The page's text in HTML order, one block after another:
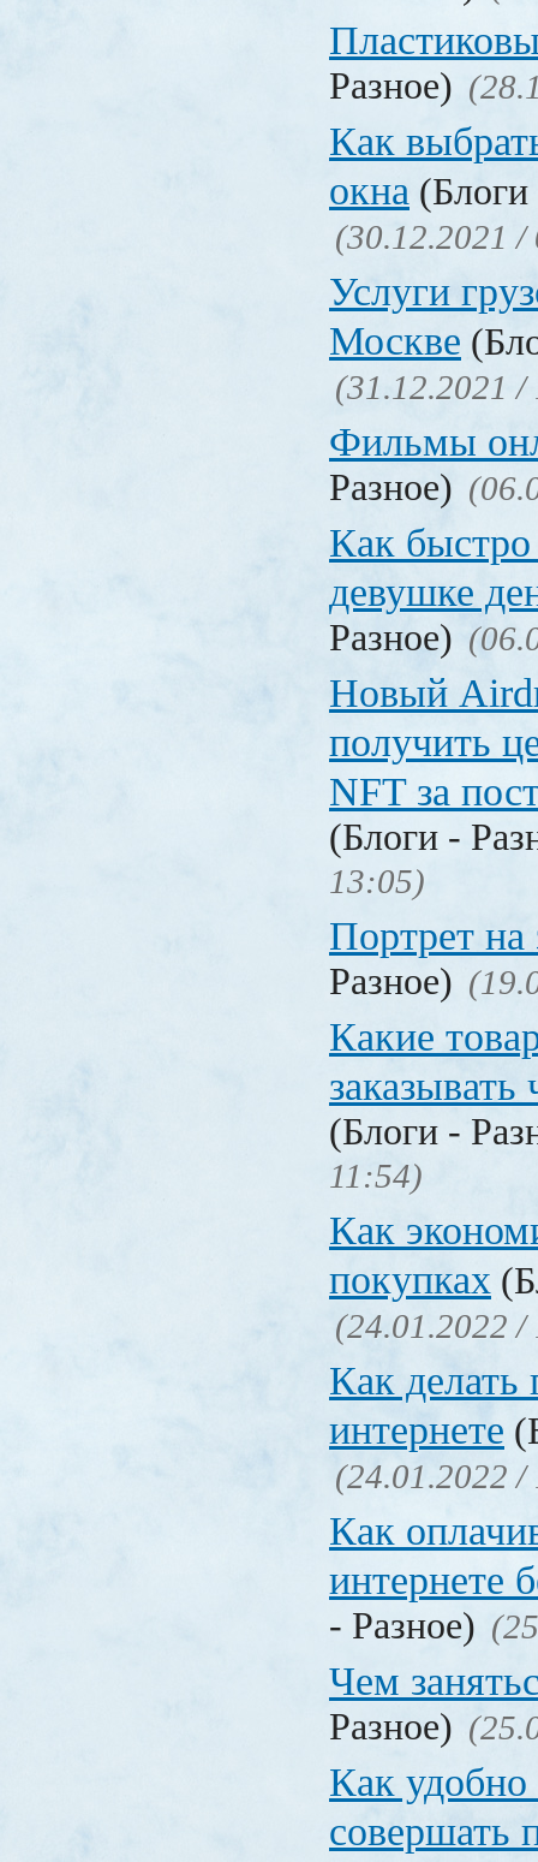
Разное)
Как
окна (Блоги
(30.12.2021 /
Услуги
Москве
(31.12.2021 /
Фильмы
Разное)
Как быстро
девушке
Разное)
Новый
получить
NFT за
(Блоги -
13:05)
Портрет на
Разное)
Какие
заказывать
(Блоги -
11:54)
Как
покупках
(24.01.2022 /
Как делать
интернете
(24.01.2022 /
Как
интернете
- Разное)
Чем
Разное)
Как удобно
совершать